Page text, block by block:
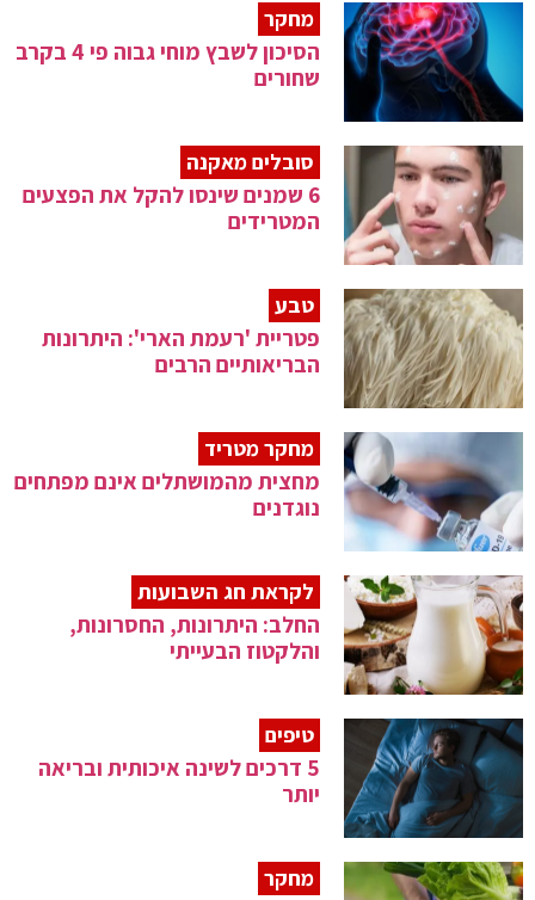
מחקר
הסיכון לשבץ מוחי גבוה פי 4 בקרב
שחורים
סובלים מאקנה
6 שמנים שינסו להקל את הפצעים
המטרידים
טבע
פטריית 'רעמת הארי': היתרונות
הבריאותיים הרבים
מחקר מטריד
מחצית מהמושתלים אינם מפתחים
נוגדנים
לקראת חג השבועות
החלב: היתרונות, החסרונות,
והלקטוז הבעייתי
טיפים
5 דרכים לשינה איכותית ובריאה
יותר
מחקר